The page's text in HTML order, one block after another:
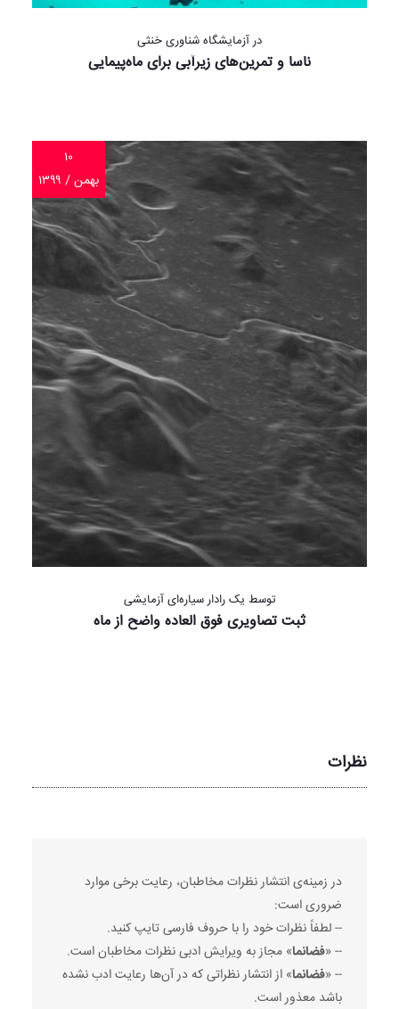
در آزمایشگاه شناوری خنثی
ناسا و تمرین‌های زیرآبی برای ماه‌پیمایی
۱۰
بهمن / ۱۳۹۹
توسط یک رادار سیاره‌ای آزمایشی
ثبت تصاویری فوق العاده واضح از ماه
نظرات
در زمینه‌ی انتشار نظرات مخاطبان، رعایت برخی موارد
ضروری است:
-- لطفاً نظرات خود را با حروف فارسی تایپ کنید.
-- «فضانما» مجاز به ویرایش ادبی نظرات مخاطبان است.
-- «فضانما» از انتشار نظراتی که در آن‌ها رعایت ادب نشده
باشد معذور است.